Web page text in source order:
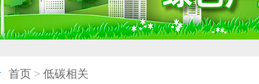
首页 > 低碳相关